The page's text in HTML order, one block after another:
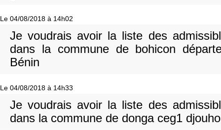
Le 04/08/2018 à 14h02
Je voudrais avoir la liste des
dans la commune de bohicon
Bénin
Le 04/08/2018 à 14h33
Je voudrais avoir la liste des
dans la commune de donga ceg1